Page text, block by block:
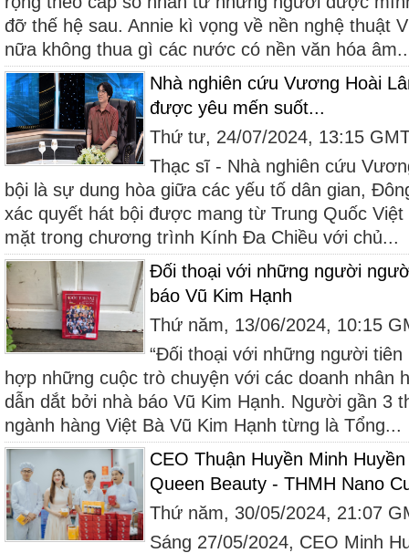
đỡ thế hệ sau. Annie kì vọng về nền nghệ thuật
nữa không thua gì các nước có nền văn hóa
Nhà nghiên cứu Vương Hoài
được yêu mến suốt...
Thứ tư, 24/07/2024, 13:15
Thạc sĩ - Nhà nghiên cứu
bội là sự dung hòa giữa các yếu tố dân gian,
xác quyết hát bội được mang từ Trung Quốc
mặt trong chương trình Kính Đa Chiều với chủ...
Đối thoại với những người
báo Vũ Kim Hạnh
Thứ năm, 13/06/2024, 10:15
“Đối thoại với những người tiên
hợp những cuộc trò chuyện với các doanh nhân
dẫn dắt bởi nhà báo Vũ Kim Hạnh. Người gần 3
ngành hàng Việt Bà Vũ Kim Hạnh từng là Tổng...
CEO Thuận Huyền Minh
Queen Beauty - THMH Nano
Thứ năm, 30/05/2024, 21:07
Sáng 27/05/2024, CEO Minh